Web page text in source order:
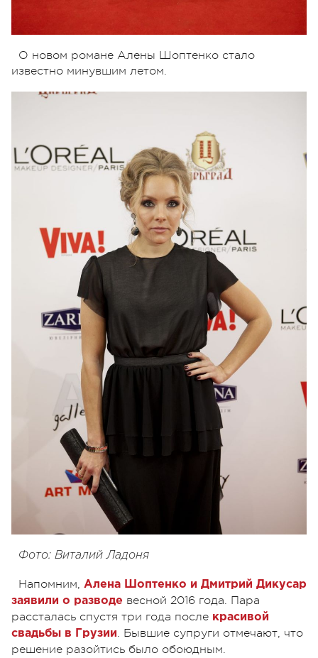
О новом романе Алены Шоптенко стало
известно минувшим летом.
Фото: Виталий Ладоня
Напомним, Алена Шоптенко и Дмитрий Дикусар
заявили о разводе весной 2016 года. Пара
рассталась спустя три года после красивой
свадьбы в Грузии. Бывшие супруги отмечают, что
решение разойтись было обоюдным.